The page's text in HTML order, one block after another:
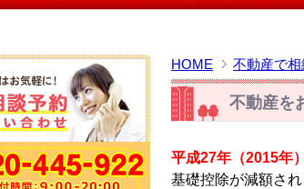
HOME 不動産で
不動産を
平成27年（2015年
基礎控除が減額され